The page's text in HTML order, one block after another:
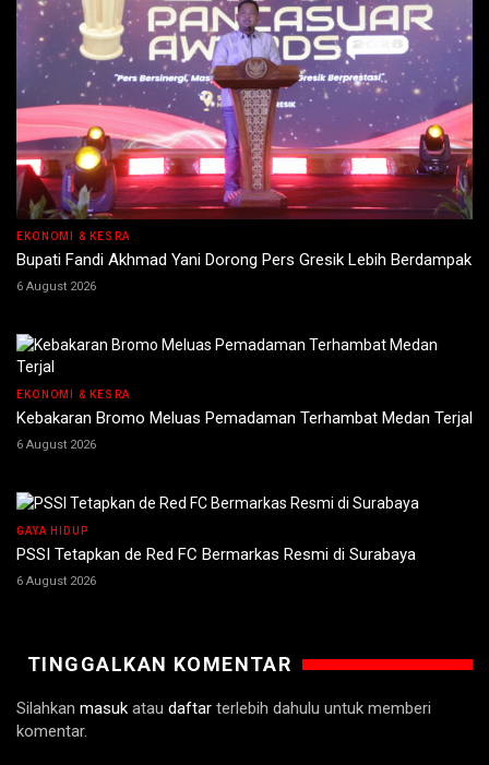
EKONOMI & KESRA
Bupati Fandi Akhmad Yani Dorong Pers Gresik Lebih Berdampak
6 August 2026
EKONOMI & KESRA
Kebakaran Bromo Meluas Pemadaman Terhambat Medan Terjal
6 August 2026
GAYA HIDUP
PSSI Tetapkan de Red FC Bermarkas Resmi di Surabaya
6 August 2026
TINGGALKAN KOMENTAR
Silahkan masuk atau daftar terlebih dahulu untuk memberi
komentar.